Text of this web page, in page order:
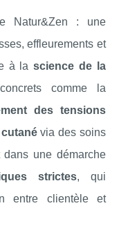
Natur&Zen : une
effleurements et
à lascience de la
comme la
des tensions
via des soins
dans une démarche
strictes, qui
entre clientèle et